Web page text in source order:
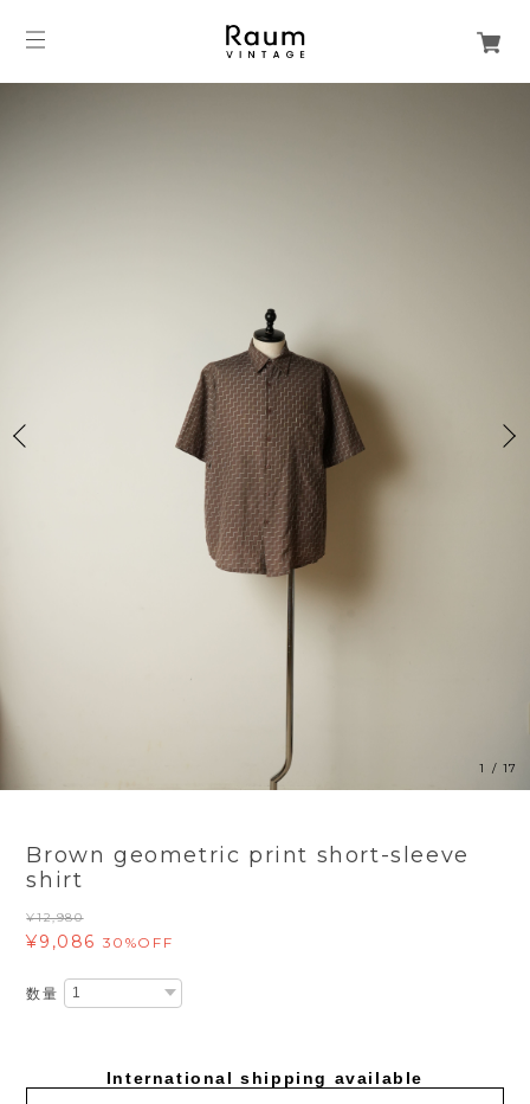
1 / 17
Brown geometric print short-sleeve
shirt
¥12,980
¥9,086 30%OFF
数量
International shipping available